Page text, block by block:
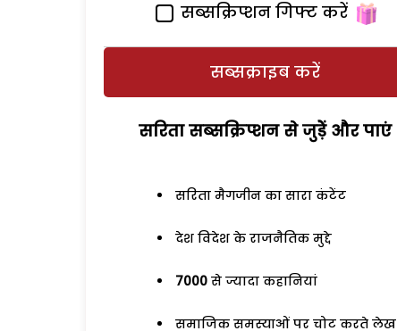
सब्सक्रिप्शन गिफ्ट करें
सब्सक्राइब करें
सरिता सब्सक्रिप्शन से जुड़ेें और पाएं
सरिता मैगजीन का सारा कंटेंट
देश विदेश के राजनैतिक मुद्दे
7000 से ज्यादा कहानियां
समाजिक समस्याओं पर चोट करते लेख